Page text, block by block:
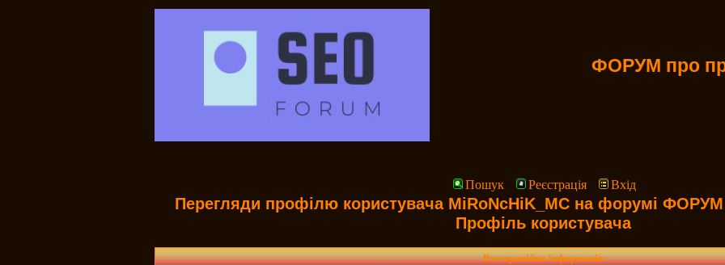
ФОРУМ про
Пошук Реєстрація Вхід
Перегляди профілю користувача MiRoNcHiK_MC на форумі ФОРУМ
Профіль користувача
Реєстраційна інформація